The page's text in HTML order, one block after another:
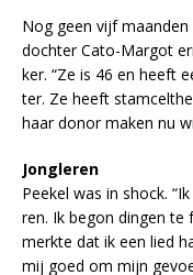
Nog geen vijf
doch­ter Cato-Mar­got
ker. “Ze is 46 en heeft
ter. Ze heeft
haar do­nor ma­ken nu
Jongleren
Peek­el was in shock.
ren. Ik be­gon din­gen te
merk­te dat ik een lied
mij goed om mijn